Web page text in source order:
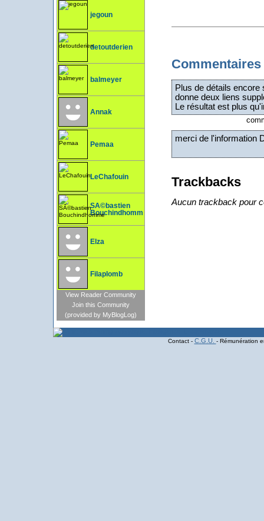
jegoun
detoutderien
balmeyer
Annak
Pemaa
LeChafouin
SÃ©bastien
Bouchindhomme
Elza
Filaplomb
View Reader Community
Join this Community
(provided by MyBlogLog)
Commentaires
Plus de détails
donne deux liens
Le résultat est plus
merci de l'information
Trackbacks
Aucun trackback pour
Contact - C.G.U. - Rémunération